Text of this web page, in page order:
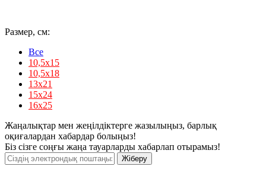
Размер, см:
Все
10,5х15
10,5х18
13х21
15х24
16х25
Жаңалықтар мен жеңілдіктерге жазылыңыз, барлық
оқиғалардан хабардар болыңыз!
Біз сізге соңғы жаңа тауарларды хабарлап отырамыз!